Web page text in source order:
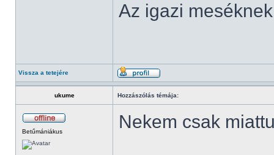
Az igazi
Vissza a tetejére
ukume Hozzászólás témája:
Betűmániákus Nekem csak